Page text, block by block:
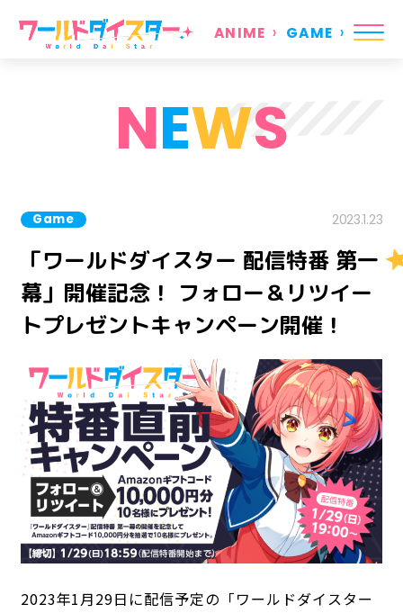
ANIME GAME
ANIME
NEWS STORY
CHARACTER
NEWS
Game 2023.1.23
「ワールドダイスター 配信特番 第一
幕」開催記念！ フォロー＆リツイー
トプレゼントキャンペーン開催！
2023年1月29日に配信予定の「ワールドダイスター